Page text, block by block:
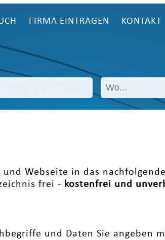
FIRMA EINTRAGEN KONTAKT
Webseite in das
frei - kostenfrei und
und Daten Sie angeben